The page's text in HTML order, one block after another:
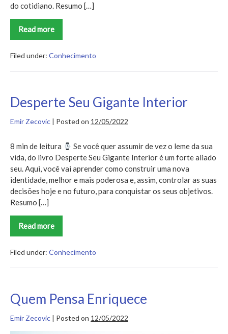
do cotidiano. Resumo […]
Read more
Os
7
das
Altamente
Filed under: Conhecimento
Desperte Seu Gigante Interior
Emir Zecovic | Posted on 12/05/2022
8 min de leitura
Se você quer assumir de vez o leme da sua
vida, do livro Desperte Seu Gigante Interior é um forte aliado
seu. Aqui, você vai aprender como construir uma nova
identidade, melhor e mais poderosa e, assim, controlar as suas
decisões hoje e no futuro, para conquistar os seus objetivos.
Resumo […]
Read more
Desperte
Seu
Interior
Filed under: Conhecimento
Quem Pensa Enriquece
Emir Zecovic | Posted on 12/05/2022